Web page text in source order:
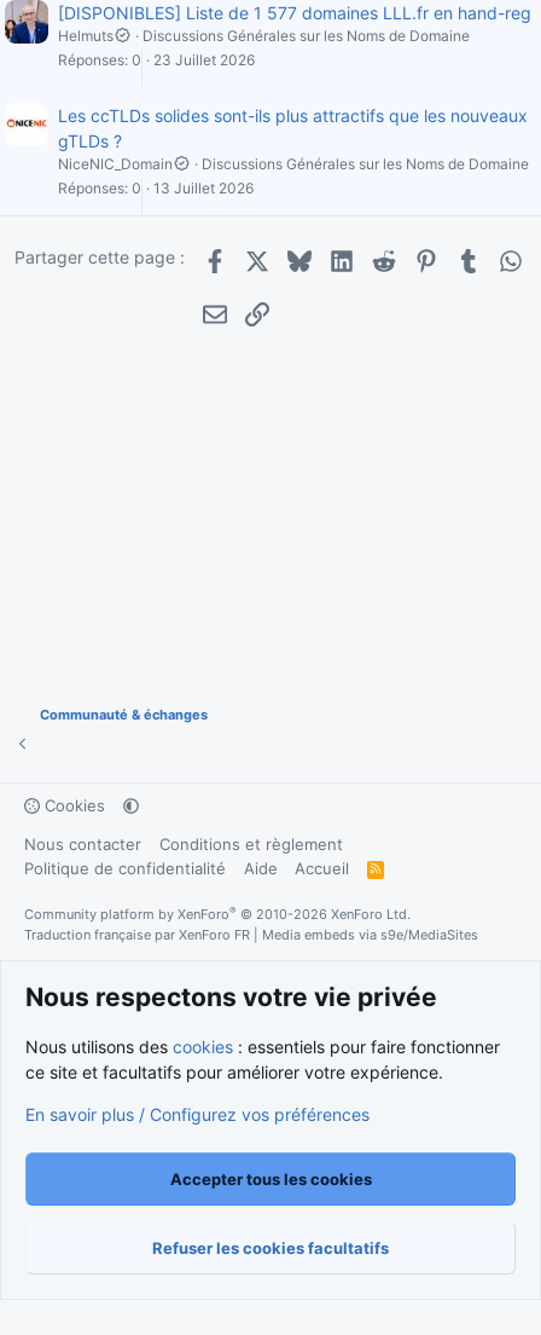
[DISPONIBLES] Liste de 1 577 domaines LLL.fr en hand-reg
Helmuts
Discussions Générales sur les Noms de Domaine
Réponses 0 23 Juillet 2026
Les ccTLDs solides sont-ils plus attractifs que les nouveaux
gTLDs ?
NiceNIC_Domain
Discussions Générales sur les Noms de Domaine
Réponses 0 13 Juillet 2026
Partager cette page :
Facebook
X BlueskyLinkedInRedditPinterestTumblr
E-mailLien
Communauté & échanges
Cookies
Nous contacter
Conditions et règlement
Politique de confidentialité
Aide Accueil
R
S
Community platform by XenForo® © 2010-2026 XenForo Ltd.
Traduction française par XenForo FR Media embeds via s9e/MediaSites
Nous respectons votre vie privée
Nous utilisons des cookies : essentiels pour faire fonctionner
ce site et facultatifs pour améliorer votre expérience.
En savoir plus / Configurez vos préférences
Accepter tous les cookies
Refuser les cookies facultatifs